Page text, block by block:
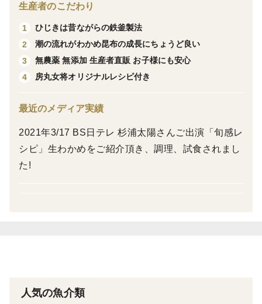
産地の特徴
観音崎沖は東京湾有数の漁場といわれています。浦賀水
道の海底の落差があること、毎日2回の潮の干満により
太平洋の海水が出入りし、海水交換されます。さらに黒
潮から分枝した流れが「貫入」することも。暖かく塩分
み、表層や底層の濁りや栄養物質を含んだ湾内水が押し
品種の特徴
市販の昆布と比較すると厚みが薄く感じるかもしれませ
藻類/（こんぶ類）
生産者のこだわり
1
ひじきは昔ながらの鉄釜製法
2
潮の流れがわかめ昆布の成長にちょうど良い
3
無農薬 無添加 生産者直販 お子様にも安心
4
房丸女将オリジナルレシピ付き
最近のメディア実績
2021年3/17 BS日テレ 杉浦太陽さんご出演「旬感レ
シピ」生わかめをご紹介頂き、調理、試食されまし
た!
人気の魚介類